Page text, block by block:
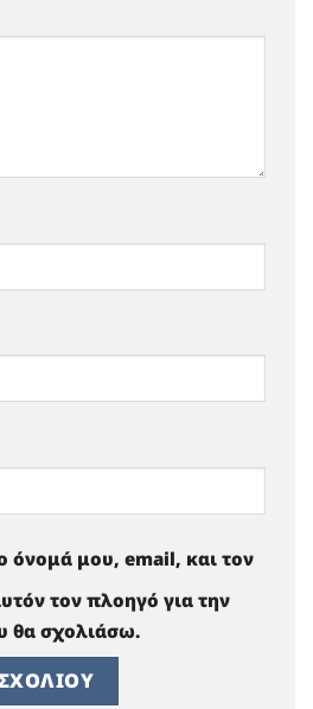
όνομά μου, email, και τον
τον πλοηγό για την
θα σχολιάσω.